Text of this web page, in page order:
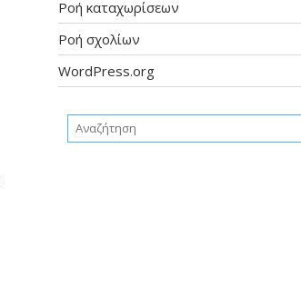
Ροή καταχωρίσεων
Ροή σχολίων
WordPress.org